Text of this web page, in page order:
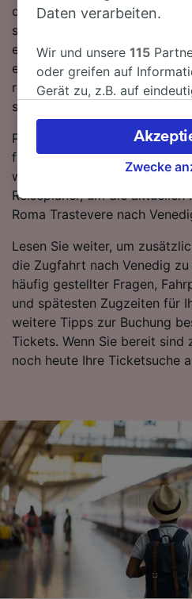
den verfügbaren direkten
sich im Zug so richtig bequem
einfach zurücklehnen.
entweder mit einem
reisen, da diese die
sind.
Planen Sie Ihre Reise im
frühzeitig, wenn Sie die
wollen. Starten Sie einfach
Reiseplaner, um die
Roma Trastevere nach
Lesen Sie weiter, um
die Zugfahrt nach Venedig
häufig gestellter Fragen,
und spätesten Zugzeiten für
weitere Tipps zur Buchung
Tickets. Wenn Sie bereit sind
noch heute Ihre Ticketsuche
Daten verarbeiten.
Wir und unsere115
oder greifen auf
Gerät zu, z.B. auf
verarbeiten. Sie können
akzeptieren oder
Ihres
besuchen Sie jederzeit
Datenschutzrichtlinie.
werden unseren
haben keinen Einfluss
Daten werden nicht für
verwendet, wenn Sie uns
Surfverhalten nicht zu
Wir und unsere Partner
Folgendes bereitzustellen:
aktiv abfragen.
Informationen auf einem
Personalisierte Werbung
von Werbeleistung und
Inhalten,
Entwicklung und
Angeboten.
Liste der Partner
Zwecke